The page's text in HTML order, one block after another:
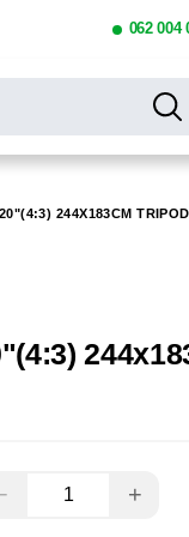
062 004
244X183CM
+